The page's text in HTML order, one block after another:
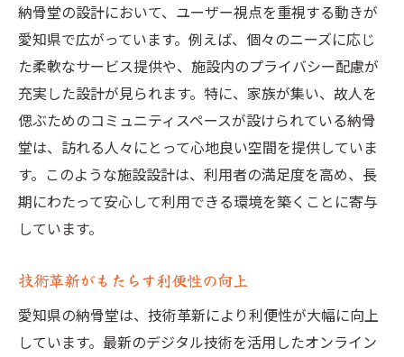
納骨堂の設計において、ユーザー視点を重視する動きが
愛知県で広がっています。例えば、個々のニーズに応じ
た柔軟なサービス提供や、施設内のプライバシー配慮が
充実した設計が見られます。特に、家族が集い、故人を
偲ぶためのコミュニティスペースが設けられている納骨
堂は、訪れる人々にとって心地良い空間を提供していま
す。このような施設設計は、利用者の満足度を高め、長
期にわたって安心して利用できる環境を築くことに寄与
しています。
技術革新がもたらす利便性の向上
愛知県の納骨堂は、技術革新により利便性が大幅に向上
しています。最新のデジタル技術を活用したオンライン